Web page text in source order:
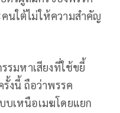
นใต้ไม่ให้ความสำคัญ
รมหาเสียงที่ใช้ขยี้
รั้งนี้ ถือว่าพรรค
เหนือเมฆโดยแยก